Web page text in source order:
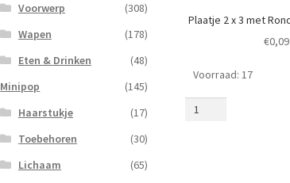
Plaatje 2 x 3 met
€0,09
Plaatje
2
Voorraad: 17
Voorwerp
(308)
Wapen
(178)
Eten & Drinken
(48)
Minipop
(145)
Haarstukje
(17)
Toebehoren
(30)
Lichaam
(65)